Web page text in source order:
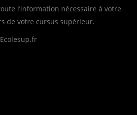
l’information nécessaire à votre
de votre cursus supérieur.